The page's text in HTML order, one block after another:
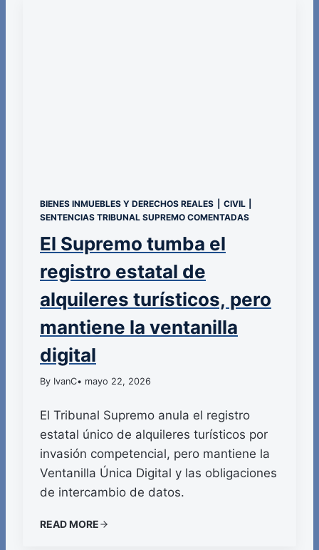
BIENES INMUEBLES Y DERECHOS REALES CIVIL
SENTENCIAS TRIBUNAL SUPREMO COMENTADAS
El Supremo tumba el
registro estatal de
alquileres turísticos, pero
mantiene la ventanilla
digital
By IvanC• mayo 22, 2026
El Tribunal Supremo anula el registro
estatal único de alquileres turísticos por
invasión competencial, pero mantiene la
Ventanilla Única Digital y las obligaciones
de intercambio de datos.
READ MORE